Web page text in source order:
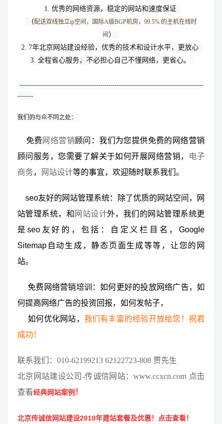
1. 优秀的网络资源，稳定的网站和速度保证
（配送双线独立ip空间，国际A级BGP机房，99.5% 的主机在线时
间 ）
2. 7年北京网站建设经验，优秀的技术和设计水平，更放心
3. 全程省心服务，不必担心自己不懂网络，更省心。
---------------------------------------------------------------------------------------------
--------
我们的与众不同之处：
免费 网络营销顾问：我们为您提供免费的网络营销
顾问服务，您需要了解关于如何开展网络营销，
电子
商务， 网站设计等的事宜，欢迎随时联系我们。
seo友好的网站管理系统：除了优质的网站空间，网
站管理系统，和 网站设计外，我们的网站管理系统更
是seo友好的，包括：自定义栏目名，Google
Sitemap自动生成，静态页面生成等等，让您的网
站。
免费网络营销培训：如何更好的投放网络广告，如
何提高网络广告的投资回报，如何发帖子，
如何优化网站， 我们有丰富的经验开放给您！祝君
成功！
联系我们：010-62199213 62122723-808 贾先生
北京 网站建设公司 -传诚信网站：www.ccxcn.com 点击
查看经典网站案例 ！
北京传诚信网站建设2010年建站套餐及优惠！ 点击查看！